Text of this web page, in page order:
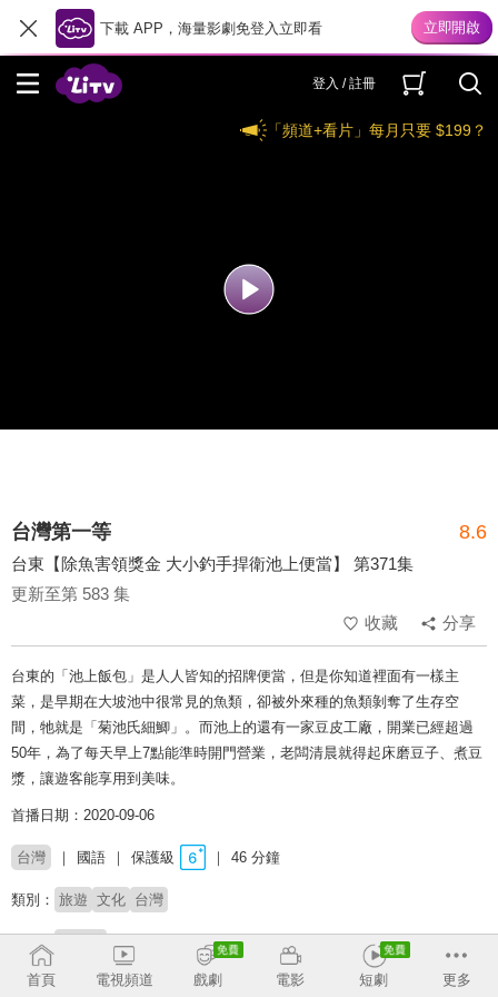
下載 APP，海量影劇免登入立即看
登入 / 註冊
「頻道+看片」每月只要 $199？
台灣第一等 8.6
台東【除魚害領獎金 大小釣手捍衛池上便當】 第371集
更新至第 583 集
收藏
分享
台東的「池上飯包」是人人皆知的招牌便當，但是你知道裡面有一樣主
菜，是早期在大坡池中很常見的魚類，卻被外來種的魚類剝奪了生存空
間，牠就是「菊池氏細鯽」。而池上的還有一家豆皮工廠，開業已經超過
50年，為了每天早上7點能準時開門營業，老闆清晨就得起床磨豆子、煮豆
漿，讓遊客能享用到美味。
首播日期：2020-09-06
台灣 國語 保護級 46 分鐘
類別： 旅遊 文化 台灣
主持：
# 美食探索 # 玩台灣# 旅遊實境# 金鐘獎 # 完整版 # 上山下海 # 吃喝玩樂
首頁 電視頻道 戲劇 電影 短劇 更多